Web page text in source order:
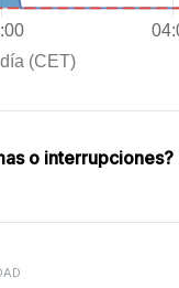
o interrupciones?